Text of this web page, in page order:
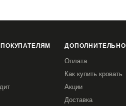
ДОПОЛНИТЕЛЬНО
Оплата
Как купить кровать
Акции
Доставка